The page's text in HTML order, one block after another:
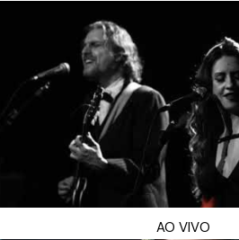
AO VIVO